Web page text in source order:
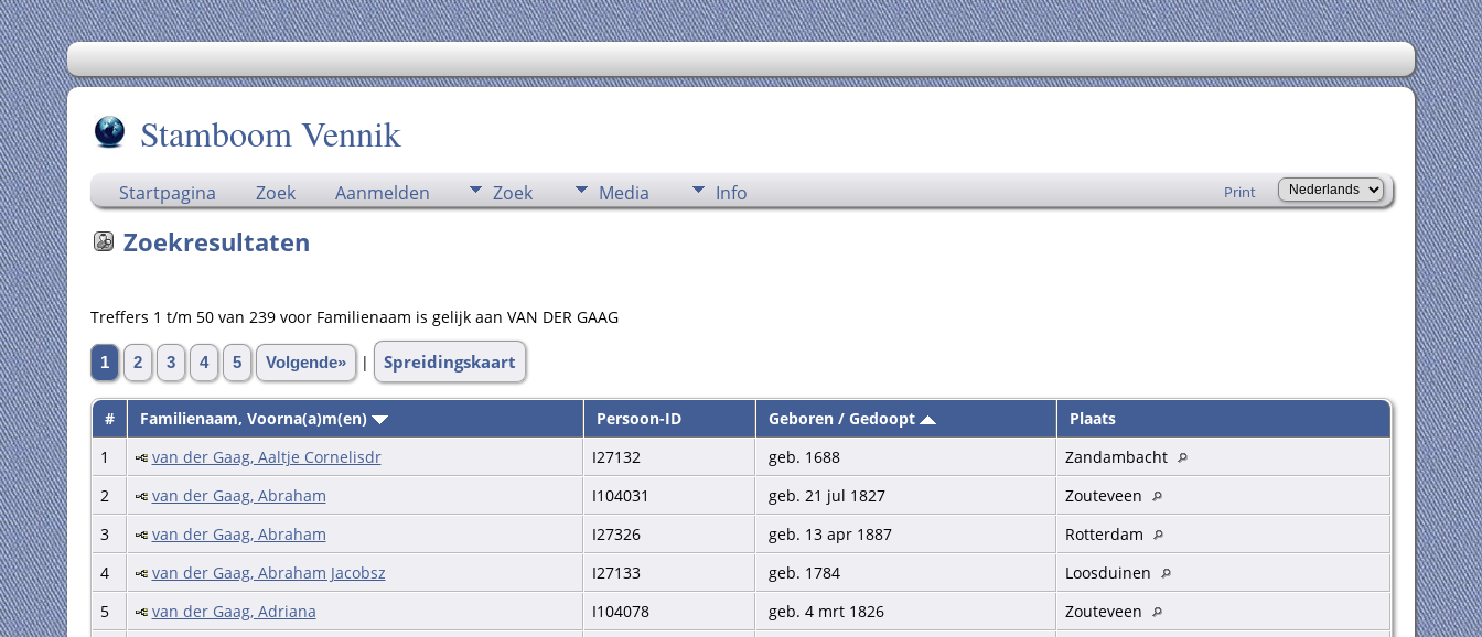
Stamboom Vennik
Startpagina Zoek Aanmelden Zoek Media Info Print
Zoekresultaten
Treffers 1 t/m 50 van 239 voor Familienaam is gelijk aan VAN DER GAAG
1 2 3 4 5 Volgende» | Spreidingskaart
# Familienaam, Voorna(a)m(en) Persoon-ID Geboren / Gedoopt
Plaats
1
van der Gaag, Aaltje Cornelisdr I27132 geb. 1688
Zandambacht
2
van der Gaag, Abraham I104031 geb. 21 jul 1827
Zouteveen
3
van der Gaag, Abraham I27326 geb. 13 apr 1887
Rotterdam
4
van der Gaag, Abraham Jacobsz I27133 geb. 1784
Loosduinen
5
van der Gaag, Adriana I104078 geb. 4 mrt 1826
Zouteveen